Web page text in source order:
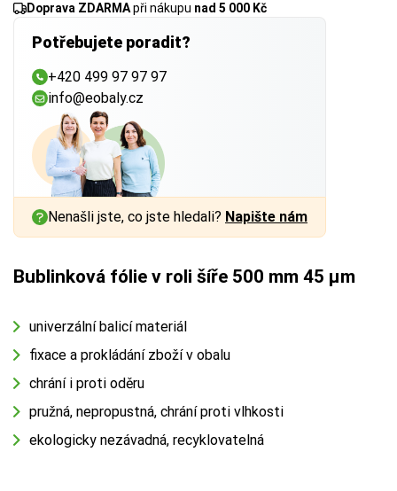
Doprava ZDARMApři nákupu nad 5 000 Kč
Potřebujete poradit?
+420 499 97 97 97
info@eobaly.cz
Nenašli jste, co jste hledali? Napište nám
Bublinková fólie v roli šíře 500 mm 45 µm
univerzální balicí materiál
fixace a prokládání zboží v obalu
chrání i proti oděru
pružná, nepropustná, chrání proti vlhkosti
ekologicky nezávadná, recyklovatelná